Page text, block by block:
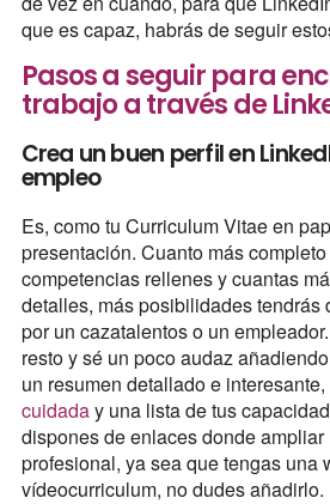
que es capaz, habrás de seguir
Pasos a seguir para
trabajo a través de
Crea un buen perfil en
empleo
Es, como tu Curriculum Vitae en
presentación. Cuanto más
competencias rellenes y cuantas
detalles, más posibilidades tendrás
por un cazatalentos o un
resto y sé un poco audaz
un resumen detallado e
cuidaday una lista de tus
dispones de enlaces donde
profesional, ya sea que tengas una
vídeocurriculum, no dudes añadirlo.